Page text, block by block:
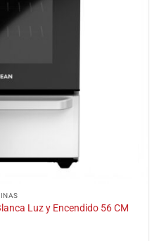
Luz y Encendido 56 CM